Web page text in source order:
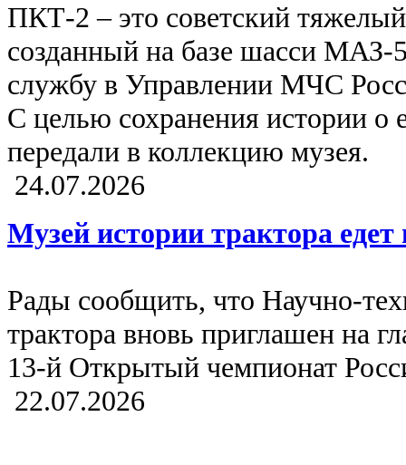
ПКТ-2 – это советский
созданный на базе шасси МАЗ-
службу в Управлении МЧС
С целью сохранения истории о
передали в коллекцию музея.
24.07.2026
Музей истории трактора
Рады сообщить, что Научно-
трактора вновь приглашен на
13-й Открытый чемпионат
22.07.2026